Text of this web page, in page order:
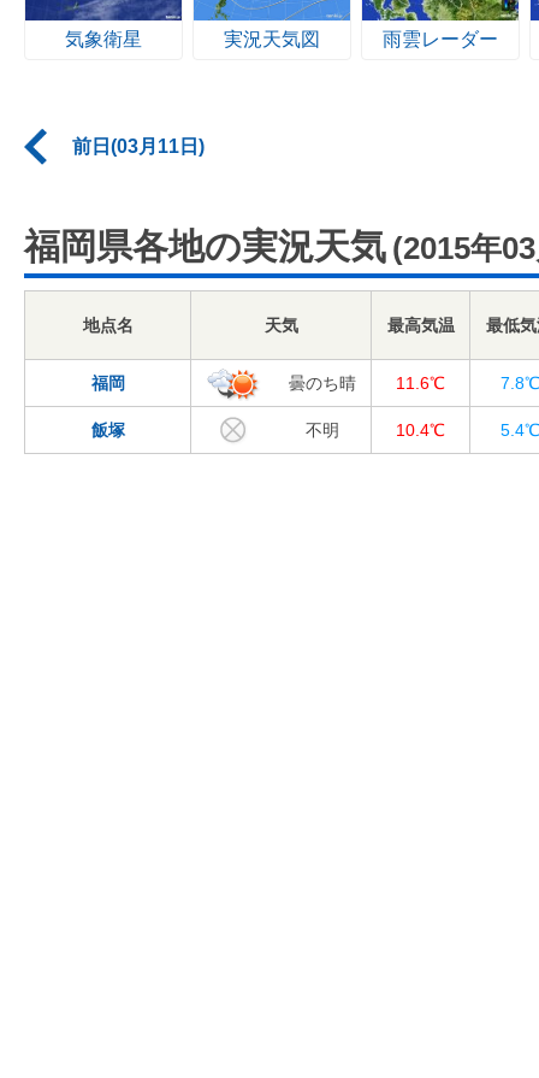
気象衛星 実況天気図 雨雲レーダー
前日(03月11日)
福岡県各地の実況天気 (2015年
地点名 天気 最高気温 最低
福岡 曇のち晴 11.6℃ 7.8℃
飯塚 不明 10.4℃ 5.4℃